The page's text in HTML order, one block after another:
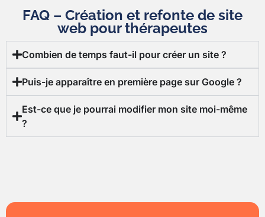
FAQ – Création et refonte de site
web pour thérapeutes
Combien de temps faut-il pour créer un site ?
Puis-je apparaître en première page sur Google ?
Est-ce que je pourrai modifier mon site moi-même
?